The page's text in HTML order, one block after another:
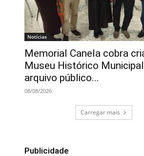
Notícias
Memorial Canela cobra
Museu Histórico
arquivo público...
08/08/2026
Carregar mais
Publicidade